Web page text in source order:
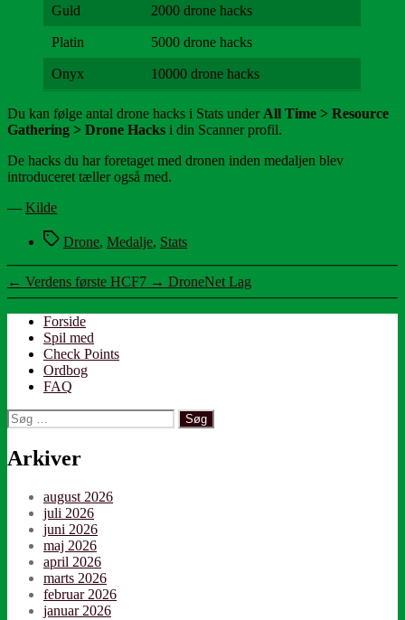
Guld 2000 drone hacks
Platin 5000 drone hacks
Onyx 10000 drone hacks
Du kan følge antal drone hacks i Stats under All Time > Resource
Gathering > Drone Hacks i din Scanner profil.
De hacks du har foretaget med dronen inden medaljen blev
introduceret tæller også med.
— Kilde
TagsDrone, Medalje, Stats
← Verdens første HCF7 → DroneNet Lag
Forside
Spil med
Check Points
Ordbog
FAQ
Søg
efter:
Arkiver
august 2026
juli 2026
juni 2026
maj 2026
april 2026
marts 2026
februar 2026
januar 2026